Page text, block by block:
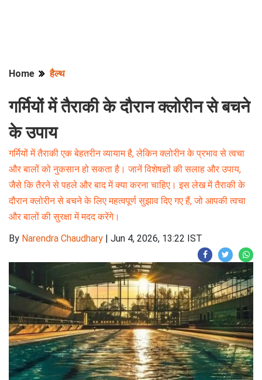
Home हैल्थ
गर्मियों में तैराकी के दौरान क्लोरीन से बचने
के उपाय
गर्मियों में तैराकी एक बेहतरीन व्यायाम है, लेकिन क्लोरीन के प्रभाव से त्वचा
और बालों को नुकसान हो सकता है। जानें विशेषज्ञों की सलाह और उपाय,
जैसे कि तैरने से पहले और बाद में क्या करना चाहिए। इस लेख में तैराकी के
दौरान क्लोरीन से बचने के लिए महत्वपूर्ण सुझाव दिए गए हैं, जो आपकी त्वचा
और बालों की सुरक्षा में मदद करेंगे।
By Narendra Chaudhary | Jun 4, 2026, 13:22 IST